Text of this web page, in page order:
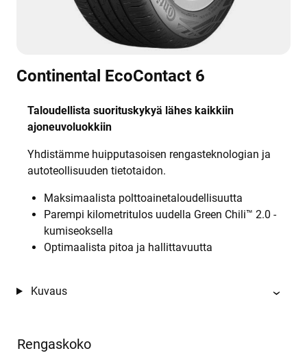
Continental EcoContact 6
Taloudellista suorituskykyä lähes kaikkiin
ajoneuvoluokkiin
Yhdistämme huipputasoisen rengasteknologian ja
autoteollisuuden tietotaidon.
Maksimaalista polttoainetaloudellisuutta
Parempi kilometritulos uudella Green Chili™ 2.0 -
kumiseoksella
Optimaalista pitoa ja hallittavuutta
Kuvaus
Rengaskoko